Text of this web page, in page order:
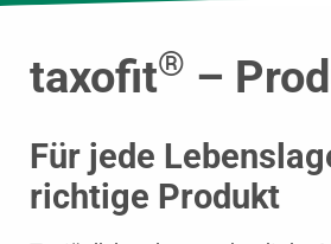
taxofit® –
Für jede
richtige Produkt